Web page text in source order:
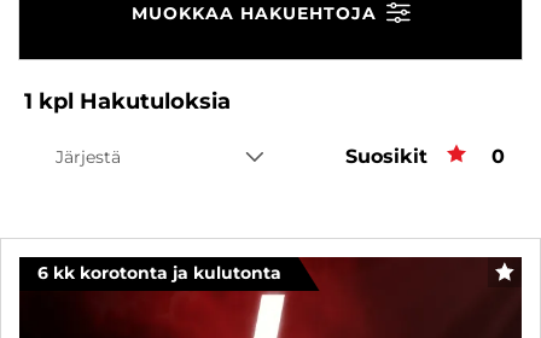
MUOKKAA HAKUEHTOJA
1 kpl Hakutuloksia
Järjestä Suosikit 0
6 kk korotonta ja kulutonta